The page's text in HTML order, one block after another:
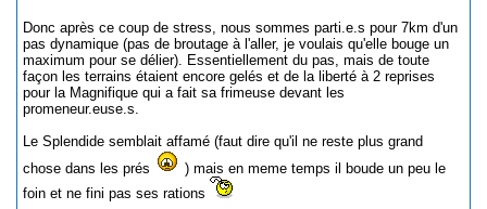
Donc après ce coup de stress, nous sommes parti.e.s pour 7km d'un
pas dynamique (pas de broutage à l'aller, je voulais qu'elle bouge un
maximum pour se délier). Essentiellement du pas, mais de toute
façon les terrains étaient encore gelés et de la liberté à 2 reprises
pour la Magnifique qui a fait sa frimeuse devant les
promeneur.euse.s.
Le Splendide semblait affamé (faut dire qu'il ne reste plus grand
chose dans les prés
) mais en meme temps il boude un peu le
foin et ne fini pas ses rations